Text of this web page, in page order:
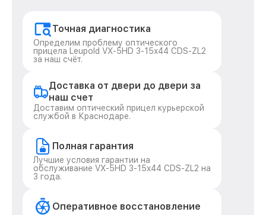
Точная диагностика
Определим проблему оптического
прицела Leupold VX-5HD 3-15x44 CDS-ZL2
за наш счёт.
Доставка от двери до двери за
наш счет
Доставим оптический прицел курьерской
службой в Краснодаре.
Полная гарантия
Лучшие условия гарантии на
обслуживание VX-5HD 3-15x44 CDS-ZL2 на
3 года.
Оперативное восстановление